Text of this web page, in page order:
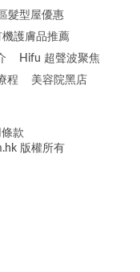
髮型屋優惠
機護膚品推薦
Hifu 超聲波聚焦
程
美容院黑店
款
版權所有